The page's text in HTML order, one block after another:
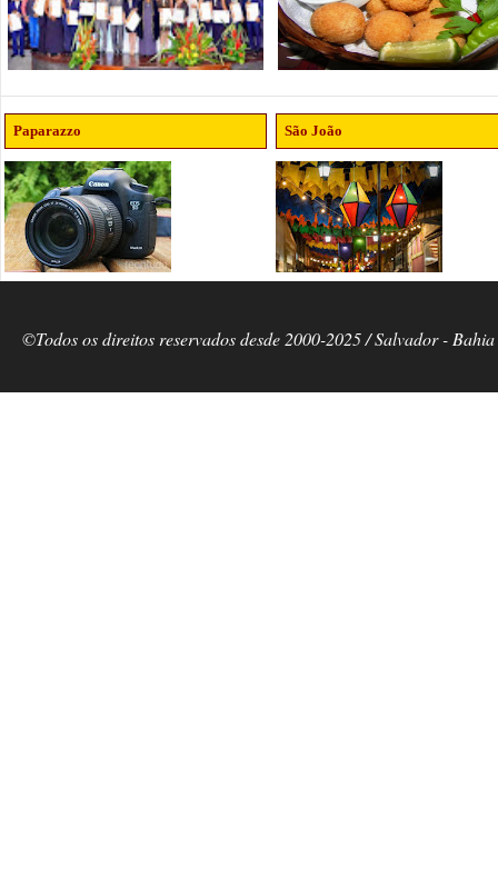
Paparazzo São João
©Todos os direitos reservados desde 2000-2025 / Salvador -